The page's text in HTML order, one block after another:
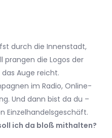
durch die Innenstadt,
prangen die Logos der
Auge reicht.
im Radio, Online-
Und dann bist da du –
Einzelhandelsgeschäft.
ich da bloß mithalten?